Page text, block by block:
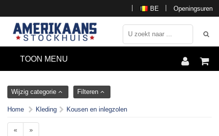
Openingsuren
BE
TOON MENU
Wijzig categorie Filteren
Home Kleding Kousen en inlegzolen
« »